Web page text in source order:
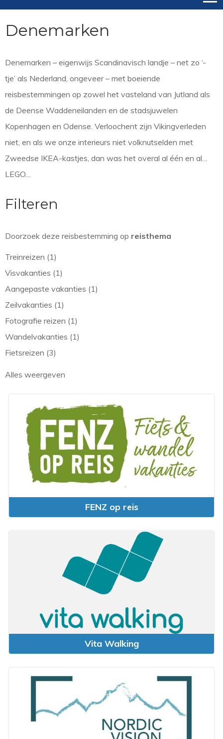
Denemarken
Denemarken – eigenwijs Scandinavisch landje – net zo ‘-
tje’ als Nederland, ongeveer – met boeiende
reisbestemmingen op zowel het vasteland van Jutland als
de Deense Waddeneilanden en de stadsjuwelen
Kopenhagen en Odense. Verloochent zijn Vikingverleden
niet, en als we onze interieurs niet volknutselden met
Zweedse IKEA-kastjes, dan was het overal al één en al…
LEGO…
Filteren
Doorzoek deze reisbestemming op reisthema
Treinreizen (1)
Visvakanties (1)
Aangepaste vakanties (1)
Zeilvakanties (1)
Fotografie reizen (1)
Wandelvakanties (1)
Fietsreizen (3)
Alles weergeven
FENZ op reis
Vita Walking